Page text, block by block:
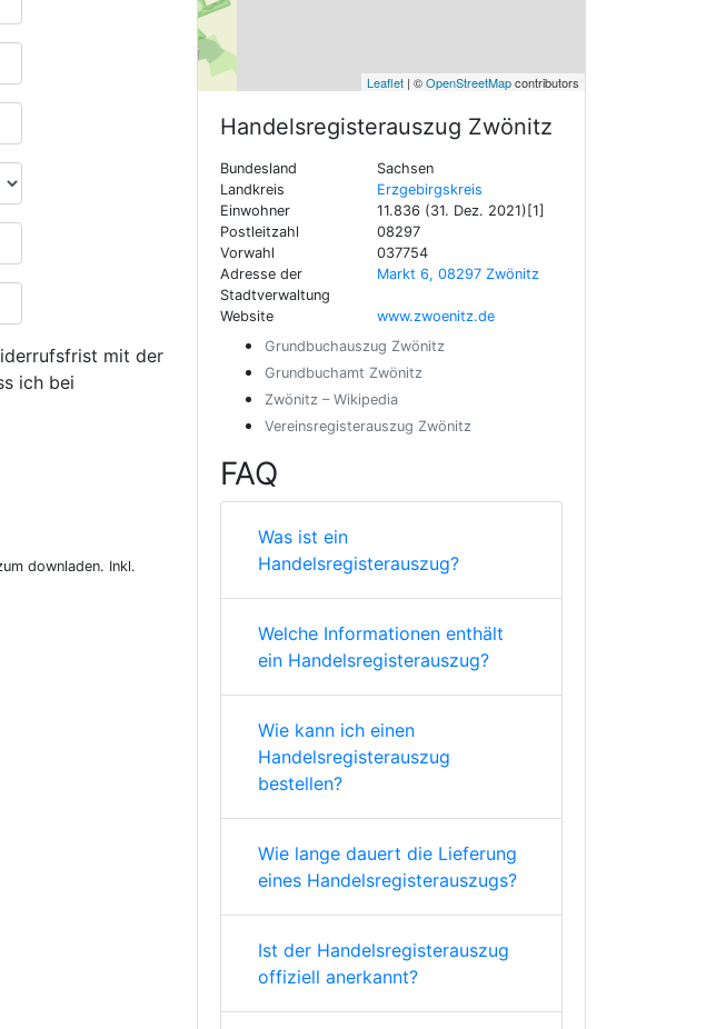
mit der
ich bei
downladen. Inkl.
Leaflet | ©OpenStreetMapcontributors
Handelsregisterauszug Zwönitz
Bundesland
Sachsen
Landkreis
Erzgebirgskreis
Einwohner
11.836 (31. Dez. 2021)[1]
Postleitzahl
08297
Vorwahl
037754
Adresse der
Stadtverwaltung
Markt 6, 08297 Zwönitz
Website
www.zwoenitz.de
Grundbuchauszug Zwönitz
Grundbuchamt Zwönitz
Zwönitz – Wikipedia
Vereinsregisterauszug Zwönitz
FAQ
Was ist ein
Handelsregisterauszug?
Welche Informationen enthält
ein Handelsregisterauszug?
Wie kann ich einen
Handelsregisterauszug
bestellen?
Wie lange dauert die Lieferung
eines Handelsregisterauszugs?
Ist der Handelsregisterauszug
offiziell anerkannt?